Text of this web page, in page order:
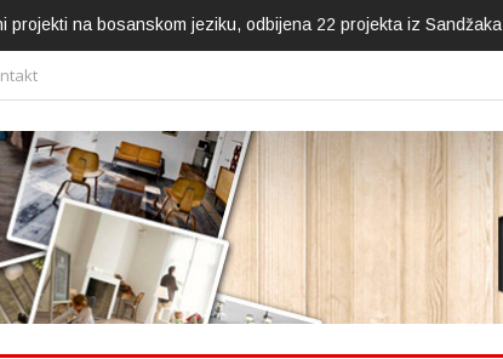
projekti na bosanskom jeziku, odbijena 22 projekta iz Sandžaka